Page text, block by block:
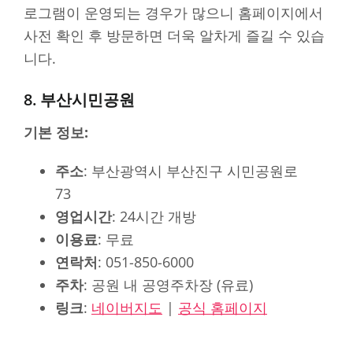
로그램이 운영되는 경우가 많으니 홈페이지에서
사전 확인 후 방문하면 더욱 알차게 즐길 수 있습
니다.
8. 부산시민공원
기본 정보:
주소: 부산광역시 부산진구 시민공원로
73
영업시간: 24시간 개방
이용료: 무료
연락처: 051-850-6000
주차: 공원 내 공영주차장 (유료)
링크: 네이버지도 | 공식 홈페이지